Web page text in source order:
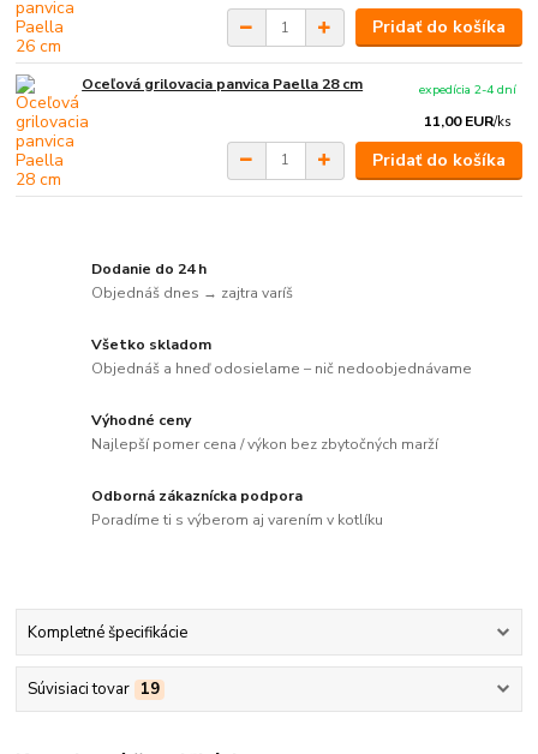
Pridať do košíka
Oceľová grilovacia panvica Paella 28 cm
11,00 EUR/ks
expedícia 2-4 dní
Pridať do košíka
Dodanie do 24 h
Objednáš dnes → zajtra varíš
Všetko skladom
Objednáš a hneď odosielame – nič nedoobjednávame
Výhodné ceny
Najlepší pomer cena / výkon bez zbytočných marží
Odborná zákaznícka podpora
Poradíme ti s výberom aj varením v kotlíku
Kompletné špecifikácie
Súvisiaci tovar 19